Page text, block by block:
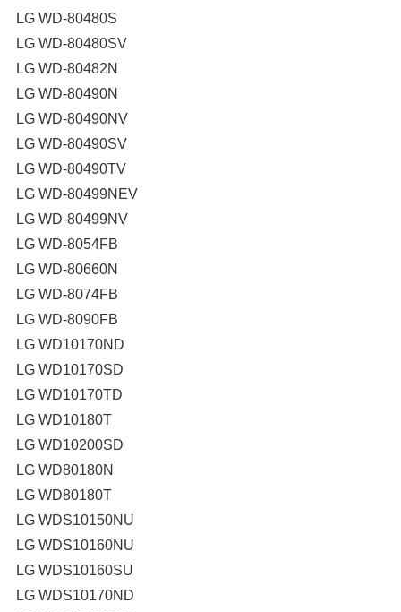
LG WD-80480S
LG WD-80480SV
LG WD-80482N
LG WD-80490N
LG WD-80490NV
LG WD-80490SV
LG WD-80490TV
LG WD-80499NEV
LG WD-80499NV
LG WD-8054FB
LG WD-80660N
LG WD-8074FB
LG WD-8090FB
LG WD10170ND
LG WD10170SD
LG WD10170TD
LG WD10180T
LG WD10200SD
LG WD80180N
LG WD80180T
LG WDS10150NU
LG WDS10160NU
LG WDS10160SU
LG WDS10170ND